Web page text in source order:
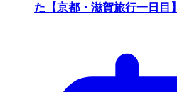
た【京都・滋賀旅行一日目】